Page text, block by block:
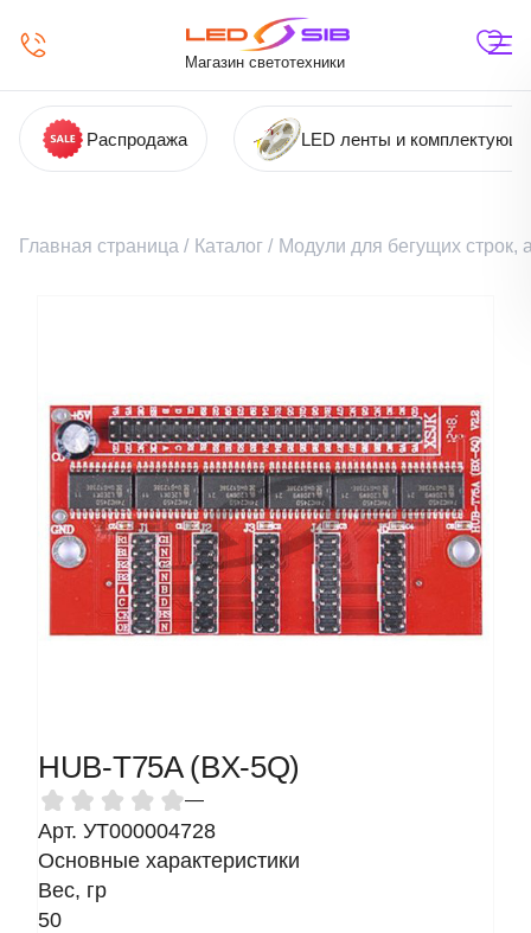
Магазин светотехники
Распродажа LED ленты и
Главная страница / Каталог / Модули для бегущих строк,
HUB-T75A (BX-5Q)
—
Арт. УТ000004728
Основные характеристики
Вес, гр
50